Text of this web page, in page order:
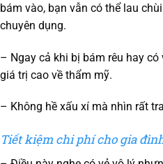
bám vào, bạn vẫn có thể lau
chuyên dụng.
– Ngay cả khi bị bám rêu hay
giá trị cao về thẩm mỹ.
– Không hề xấu xí mà nhìn rất
Tiết kiệm chi phí cho gia